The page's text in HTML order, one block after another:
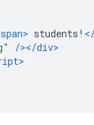
students!
/></div>